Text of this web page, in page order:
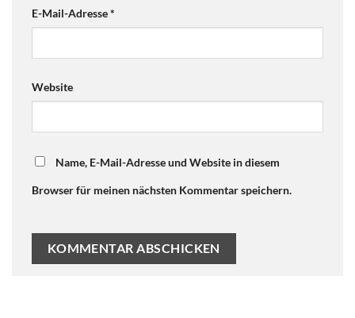
E-Mail-Adresse*
Website
Name, E-Mail-Adresse und Website in diesem
Browser für meinen nächsten Kommentar speichern.